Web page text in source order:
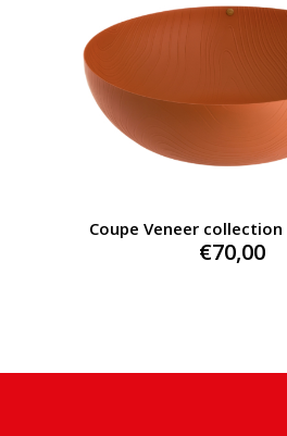
Coupe Veneer
€70,00